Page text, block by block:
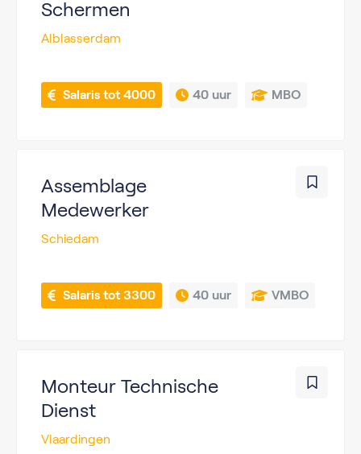
Schermen
Alblasserdam
Salaris tot 4000 40 uur MBO
Assemblage
Medewerker
Schiedam
Salaris tot 3300 40 uur VMBO
Monteur Technische
Dienst
Vlaardingen